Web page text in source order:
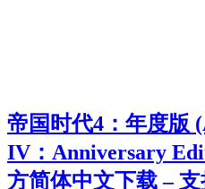
帝国时代4：年度版
IV：Anniversary
方简体中文下载 –